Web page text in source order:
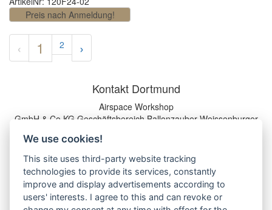
‹ 1 2 ›
Kontakt Dortmund
Airspace Workshop
GmbH & Co.KG Geschäftsbereich Ballonzauber Weissenburger
profiballon@ballonzauber.de
Informationen
Versandkosten
Impressum
We use cookies!
This site uses third-party website tracking
technologies to provide its services, constantly
improve and display advertisements according to
users' interests. I agree to this and can revoke or